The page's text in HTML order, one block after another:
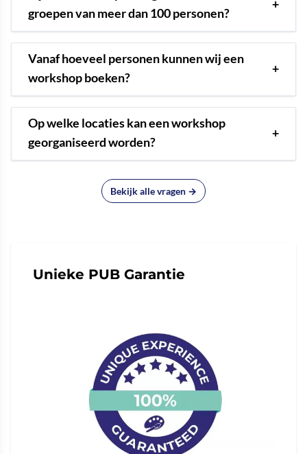
groepen van meer dan 100 personen?
+
Vanaf hoeveel personen kunnen wij een
workshop boeken?
+
Op welke locaties kan een workshop
georganiseerd worden?
+
Bekijk alle vragen →
Unieke PUB Garantie